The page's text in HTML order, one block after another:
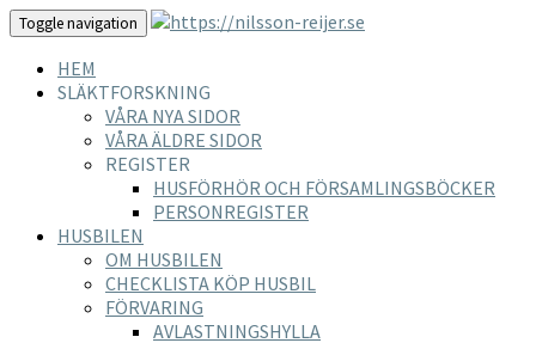
Toggle navigation
HEM
SLÄKTFORSKNING
VÅRA NYA SIDOR
VÅRA ÄLDRE SIDOR
REGISTER
HUSFÖRHÖR OCH FÖRSAMLINGSBÖCKER
PERSONREGISTER
HUSBILEN
OM HUSBILEN
CHECKLISTA KÖP HUSBIL
FÖRVARING
AVLASTNINGSHYLLA